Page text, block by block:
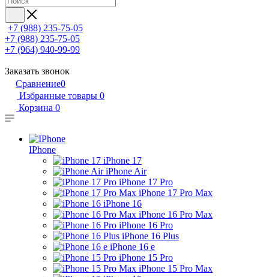
+7 (988) 235-75-05
+7 (988) 235-75-05
+7 (964) 940-99-99
Заказать звонок
Сравнение0
Избранные товары 0
Корзина 0
IPhone
iPhone 17
iPhone Air
iPhone 17 Pro
iPhone 17 Pro Max
iPhone 16
iPhone 16 Pro Max
iPhone 16 Pro
iPhone 16 Plus
iPhone 16 e
iPhone 15 Pro
iPhone 15 Pro Max